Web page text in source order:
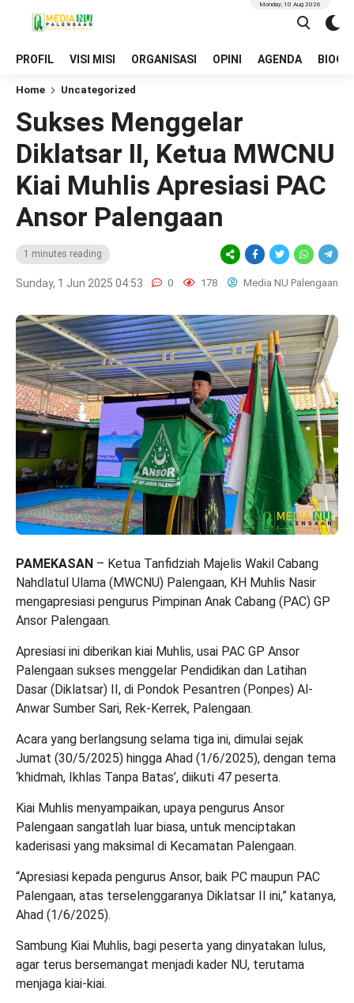
PROFIL VISI MISI ORGANISASI OPINI AGENDA
Monday, 10 Aug 2026
Home Uncategorized
Sukses Menggelar
Diklatsar II, Ketua MWCNU
Kiai Muhlis Apresiasi PAC
Ansor Palengaan
1 minutes reading
Sunday, 1 Jun 2025 04:53 0 178 Media NU Palengaan
PAMEKASAN – Ketua Tanfidziah Majelis Wakil Cabang
Nahdlatul Ulama (MWCNU) Palengaan, KH Muhlis Nasir
mengapresiasi pengurus Pimpinan Anak Cabang (PAC) GP
Ansor Palengaan.
Apresiasi ini diberikan kiai Muhlis, usai PAC GP Ansor
Palengaan sukses menggelar Pendidikan dan Latihan
Dasar (Diklatsar) II, di Pondok Pesantren (Ponpes) Al-
Anwar Sumber Sari, Rek-Kerrek, Palengaan.
Acara yang berlangsung selama tiga ini, dimulai sejak
Jumat (30/5/2025) hingga Ahad (1/6/2025), dengan tema
‘khidmah, Ikhlas Tanpa Batas’, diikuti 47 peserta.
Kiai Muhlis menyampaikan, upaya pengurus Ansor
Palengaan sangatlah luar biasa, untuk menciptakan
kaderisasi yang maksimal di Kecamatan Palengaan.
“Apresiasi kepada pengurus Ansor, baik PC maupun PAC
Palengaan, atas terselenggaranya Diklatsar II ini,” katanya,
Ahad (1/6/2025).
Sambung Kiai Muhlis, bagi peserta yang dinyatakan lulus,
agar terus bersemangat menjadi kader NU, terutama
menjaga kiai-kiai.